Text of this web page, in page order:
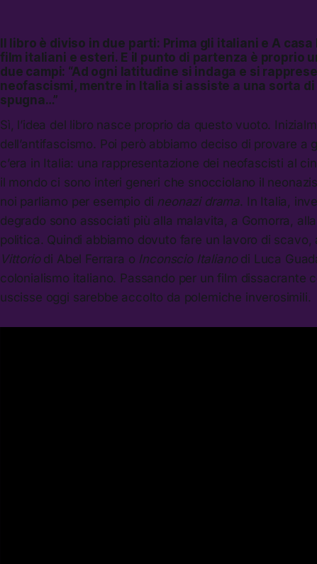
Il libro è diviso in due parti: Prima gli italiani e A casa
film italiani e esteri. E il punto di partenza è proprio
due campi: “Ad ogni latitudine si indaga e si
neofascismi, mentre in Italia si assiste a una sorta
spugna…”
Sì, l’idea del libro nasce proprio da questo vuoto.
dell’antifascismo. Poi però abbiamo deciso di provare a
c’era in Italia: una rappresentazione dei neofascisti al
il mondo ci sono interi generi che snocciolano il
noi parliamo per esempio di neonazi drama. In Italia,
degrado sono associati più alla malavita, a Gomorra,
politica. Quindi abbiamo dovuto fare un lavoro di
Vittorio di Abel Ferrara o Inconscio Italiano di Luca
colonialismo italiano. Passando per un film dissacrante
uscisse oggi sarebbe accolto da polemiche inverosimili.